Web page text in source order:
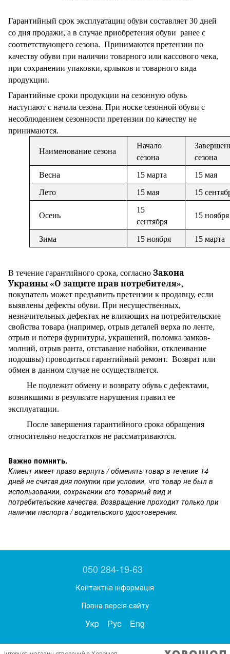
Гарантийный срок эксплуатации обуви составляет 30 дней
со дня продажи, а в случае приобретения обуви ранее с
соответствующего сезона. Принимаются претензии по
качеству обуви при наличии товарного или кассового чека,
при сохранении упаковки, ярлыков и товарного вида
продукции.
Гарантийные сроки продукции на сезонную обувь
наступают с начала сезона. При носке сезонной обуви с
несоблюдением сезонности претензии по качеству не
принимаются.
Наименование сезона
Начало
сезона
сезона
Весна
15 марта
15 мая
Лето
15 мая 15
Осень
15
сентября
15 ноября
Зима 15 ноября 15 марта
В течение гарантийного срока, согласно Закона
Украины «О защите прав потребителя»,
покупатель может предъявить претензии к продавцу, если
выявлены дефекты обуви. При несущественных,
незначительных дефектах не влияющих на потребительские
свойства товара (например, отрыв деталей верха по ленте,
отрыв и потеря фурнитуры, украшений, поломка замков-
молний, отрыв ранта, отставание набойки, отклеивание
подошвы) проводиться гарантийный ремонт. Возврат или
обмен в данном случае не осуществляется.
Не подлежит обмену и возврату обувь с дефектами,
возникшими в результате нарушения правил ее
эксплуатации.
После завершения гарантийного срока обращения
относительно недостатков не рассматриваются.
Важно помнить.
Клиент имеет право вернуть / обменять товар в течение 14
дней не считая дня покупки при условии, что товар не был в
использовании, сохранении его товарный вид и
потребительские качества. Возвращение проходит только при
наличии паспорта / водительского удостоверения.
050 284-19-63
Контактна інформація
Повна версія сайту
Укр Рус Eng